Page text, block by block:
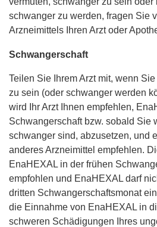
schwanger zu werden, fragen Sie
Arzneimittels Ihren Arzt oder
Schwangerschaft
Teilen Sie Ihrem Arzt mit, wenn
zu sein (oder schwanger werden
wird Ihr Arzt Ihnen empfehlen,
Schwangerschaft bzw. sobald Sie
schwanger sind, abzusetzen, und
anderes Arzneimittel empfehlen.
EnaHEXAL in der frühen
empfohlen und EnaHEXAL darf
dritten Schwangerschaftsmonat
die Einnahme von EnaHEXAL in
schweren Schädigungen Ihres